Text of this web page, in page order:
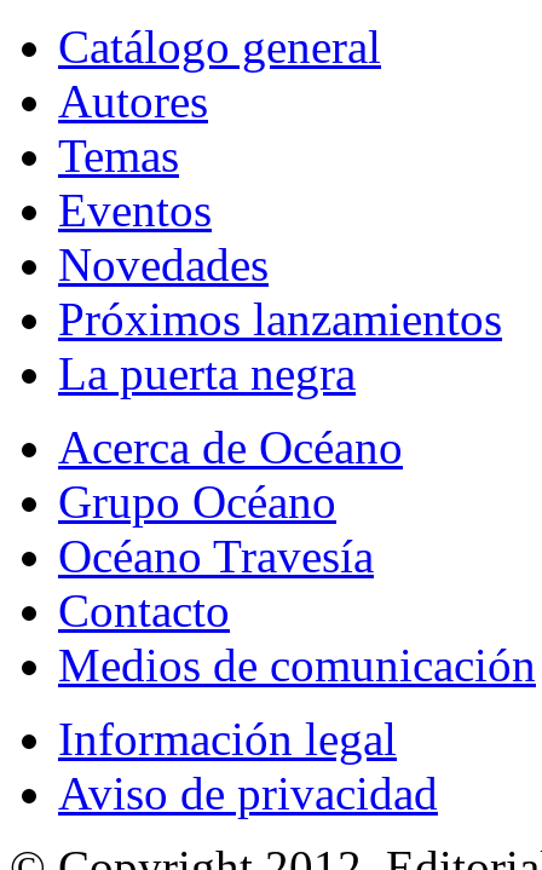
Catálogo general
Autores
Temas
Eventos
Novedades
Próximos lanzamientos
La puerta negra
Acerca de Océano
Grupo Océano
Océano Travesía
Contacto
Medios de comunicación
Información legal
Aviso de privacidad